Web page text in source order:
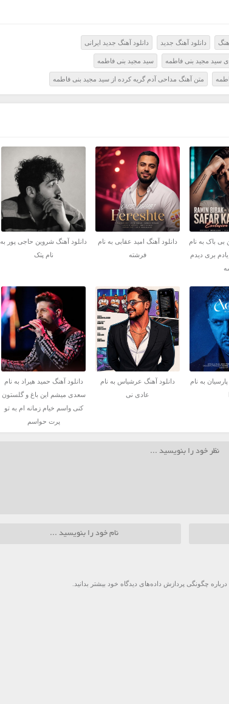
دانلود آهنگ جدید دانلود آهنگ جدید ایرانی
سید مجید بنی فاطمه سید مجید بنی فاطمه
متن آهنگ مداحی آدم گریه کرده از سید مجید بنی فاطمه
بی باک به نام
بری دیدم
دانلود آهنگ امید عقابی به نام
فرشته
دانلود آهنگ شروین حاجی پور به
نام پتک
به نام
دانلود آهنگ عرشیاس به نام
عادی نی
دانلود آهنگ حمید هیراد به نام
سعدی میشم این باغ و گلستون
کنی واسم خیام زمانه ام به تو
پرت حواسم
درباره چگونگی پردازش داده‌های دیدگاه خود بیشتر بدانید.